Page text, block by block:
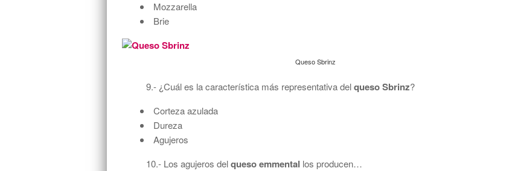
Mozzarella
Brie
Queso Sbrinz
9.- ¿Cuál es la característica más representativa delqueso Sbrinz?
Corteza azulada
Dureza
Agujeros
10.- Los agujeros delqueso emmental los producen…